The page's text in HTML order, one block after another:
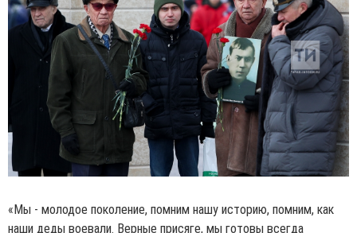
«Мы - молодое поколение, помним нашу историю, помним, как
наши деды воевали. Верные присяге, мы готовы всегда